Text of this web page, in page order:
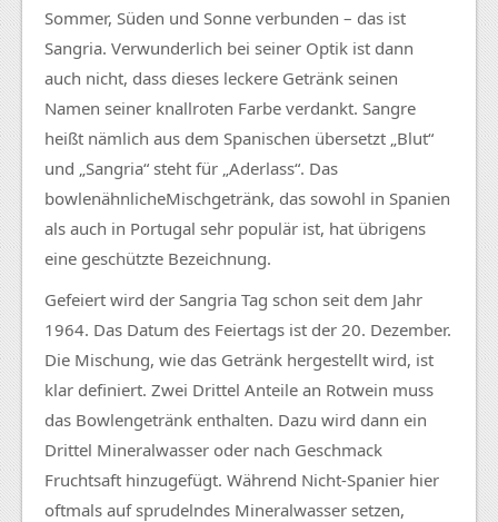
Sommer, Süden und Sonne verbunden – das ist
Sangria. Verwunderlich bei seiner Optik ist dann
auch nicht, dass dieses leckere Getränk seinen
Namen seiner knallroten Farbe verdankt. Sangre
heißt nämlich aus dem Spanischen übersetzt „Blut“
und „Sangria“ steht für „Aderlass“. Das
bowlenähnlicheMischgetränk, das sowohl in Spanien
als auch in Portugal sehr populär ist, hat übrigens
eine geschützte Bezeichnung.
Gefeiert wird der Sangria Tag schon seit dem Jahr
1964. Das Datum des Feiertags ist der 20. Dezember.
Die Mischung, wie das Getränk hergestellt wird, ist
klar definiert. Zwei Drittel Anteile an Rotwein muss
das Bowlengetränk enthalten. Dazu wird dann ein
Drittel Mineralwasser oder nach Geschmack
Fruchtsaft hinzugefügt. Während Nicht-Spanier hier
oftmals auf sprudelndes Mineralwasser setzen,